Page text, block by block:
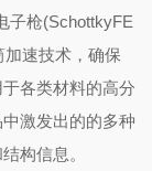
子枪(SchottkyFE
速技术，确保
各类材料的高分
激发出的的多种
构信息。